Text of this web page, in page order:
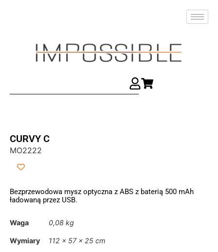
CURVY C
MO2222
Bezprzewodowa mysz optyczna z ABS z baterią 500 mAh
ładowaną przez USB.
Waga 0,08 kg
Wymiary 112 × 57 × 25 cm